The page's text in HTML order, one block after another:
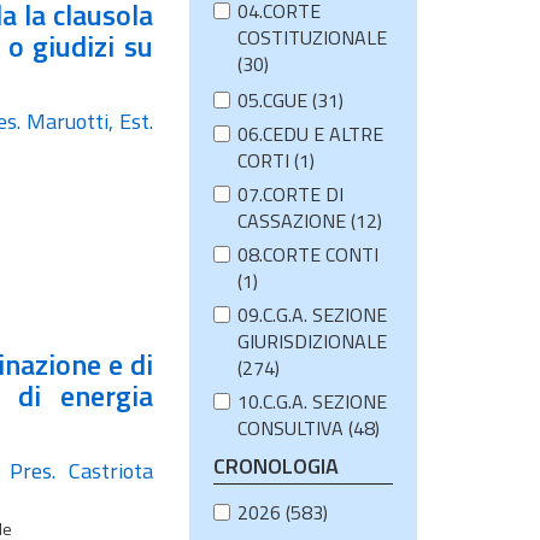
la clausola
giudizi su
Maruotti, Est.
e di
di energia
Castriota
04.CORTE
COSTITUZIONALE
(30)
05.CGUE (31)
06.CEDU E ALTRE
CORTI (1)
07.CORTE DI
CASSAZIONE (12)
08.CORTE CONTI
(1)
09.C.G.A. SEZIONE
GIURISDIZIONALE
(274)
10.C.G.A. SEZIONE
CONSULTIVA (48)
CRONOLOGIA
2026 (583)